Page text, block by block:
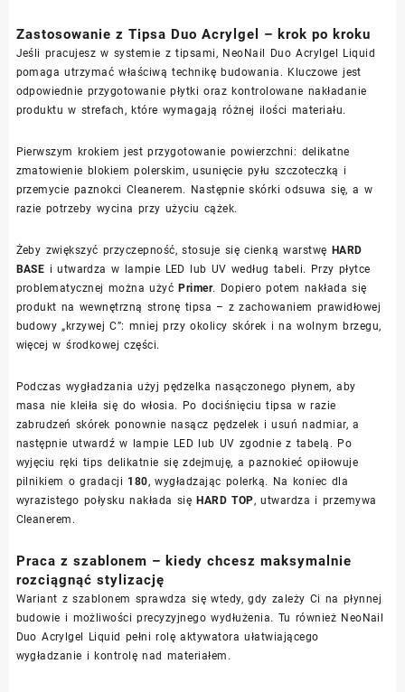
Zastosowanie z Tipsa Duo Acrylgel – krok po kroku
Jeśli pracujesz w systemie z tipsami, NeoNail Duo Acrylgel Liquid
pomaga utrzymać właściwą technikę budowania. Kluczowe jest
odpowiednie przygotowanie płytki oraz kontrolowane nakładanie
produktu w strefach, które wymagają różnej ilości materiału.
Pierwszym krokiem jest przygotowanie powierzchni: delikatne
zmatowienie blokiem polerskim, usunięcie pyłu szczoteczką i
przemycie paznokci Cleanerem. Następnie skórki odsuwa się, a w
razie potrzeby wycina przy użyciu cążek.
Żeby zwiększyć przyczepność, stosuje się cienką warstwę HARD
BASE i utwardza w lampie LED lub UV według tabeli. Przy płytce
problematycznej można użyćPrimer. Dopiero potem nakłada się
produkt na wewnętrzną stronę tipsa – z zachowaniem prawidłowej
budowy „krzywej C”: mniej przy okolicy skórek i na wolnym brzegu,
więcej w środkowej części.
Podczas wygładzania użyj pędzelka nasączonego płynem, aby
masa nie kleiła się do włosia. Po dociśnięciu tipsa w razie
zabrudzeń skórek ponownie nasącz pędzelek i usuń nadmiar, a
następnie utwardź w lampie LED lub UV zgodnie z tabelą. Po
wyjęciu ręki tips delikatnie się zdejmuję, a paznokieć opiłowuje
pilnikiem o gradacji 180, wygładzając polerką. Na koniec dla
wyrazistego połysku nakłada sięHARD TOP, utwardza i przemywa
Cleanerem.
Praca z szablonem – kiedy chcesz maksymalnie
rozciągnąć stylizację
Wariant z szablonem sprawdza się wtedy, gdy zależy Ci na płynnej
budowie i możliwości precyzyjnego wydłużenia. Tu również NeoNail
Duo Acrylgel Liquid pełni rolę aktywatora ułatwiającego
wygładzanie i kontrolę nad materiałem.